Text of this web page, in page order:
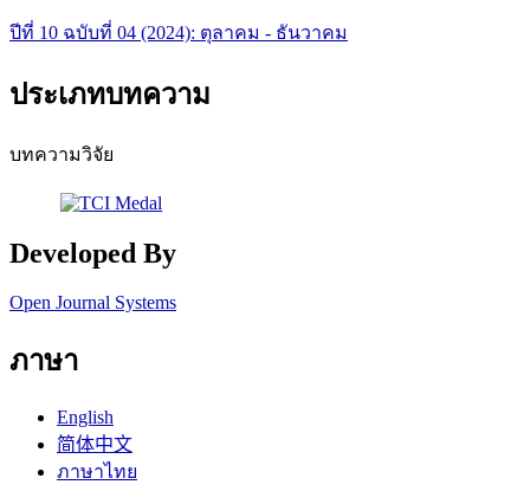
ปีที่ 10 ฉบับที่ 04 (2024): ตุลาคม - ธันวาคม
ประเภทบทความ
บทความวิจัย
Developed By
Open Journal Systems
ภาษา
English
简体中文
ภาษาไทย